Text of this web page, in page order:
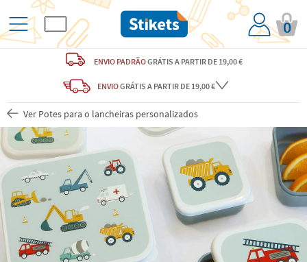
0
ENVIO PADRÃOGRÁTIS A PARTIR DE 19,00 €
ENVIOGRÁTIS A PARTIR DE 19,00 €
Ver Potes para o lancheiras personalizados